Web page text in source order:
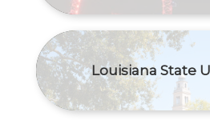
Louisiana State